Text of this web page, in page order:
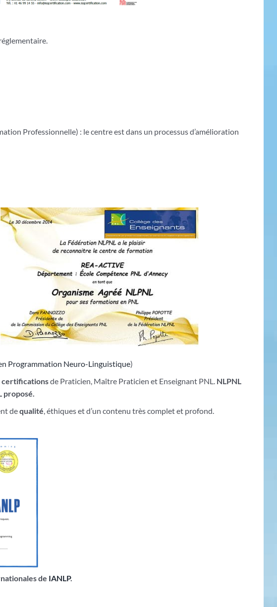
Professionnelle) : le centre est dans un processus d’amélioration
Programmation Neuro-Linguistique)
certificationsde Praticien, Maître Praticien et Enseignant PNL. NLPNL
proposé.
dequalité, éthiques et d’un contenu très complet et profond.
de IANLP.